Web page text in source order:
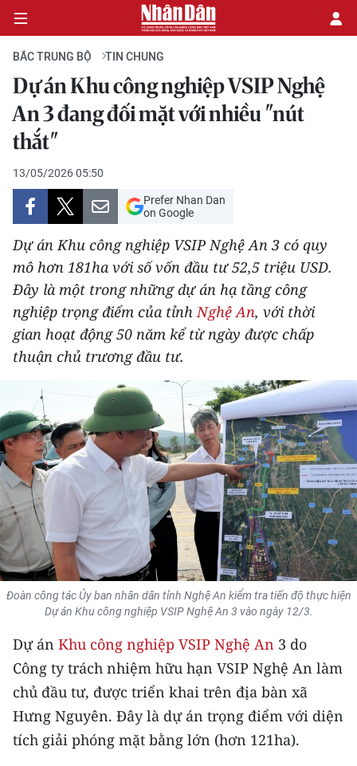
CHÍNH TRỊ
KINH TẾ
VĂN HÓA
XÃ HỘI
PHÁP LUẬT
DU LỊCH
THẾ GIỚI
GIÁO DỤC
Y TẾ
KHOA HỌC - CÔNG NGHỆ
MÔI TRƯỜNG
BẠN ĐỌC
KIỂM CHỨNG THÔNG TIN
TRI THỨC CHUYÊN SÂU
54 DÂN TỘC VIỆT NAM
CHƯƠNG TRÌNH OCOP - MỖI XÃ
MỘT SẢN PHẨM
BẮC TRUNG BỘ TIN CHUNG
Dự án Khu công nghiệp VSIP Nghệ
An 3 đang đối mặt với nhiều "nút
thắt"
13/05/2026 05:50
Prefer Nhan Dan
on Google
Dự án Khu công nghiệp VSIP Nghệ An 3 có quy
mô hơn 181ha với số vốn đầu tư 52,5 triệu USD.
Đây là một trong những dự án hạ tầng công
nghiệp trọng điểm của tỉnhNghệ An, với thời
gian hoạt động 50 năm kể từ ngày được chấp
thuận chủ trương đầu tư.
Đoàn công tác Ủy ban nhân dân tỉnh Nghệ An kiểm tra tiến độ thực hiện
Dự án Khu công nghiệp VSIP Nghệ An 3 vào ngày 12/3.
Dự án Khu công nghiệp VSIP Nghệ An 3 do
Công ty trách nhiệm hữu hạn VSIP Nghệ An làm
chủ đầu tư, được triển khai trên địa bàn xã
Hưng Nguyên. Đây là dự án trọng điểm với diện
tích giải phóng mặt bằng lớn (hơn 121ha).